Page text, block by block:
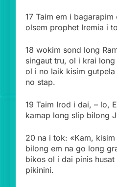
17 Taim em i
olsem prophet Iremia i
18 wokim sond long
singaut tru, ol i krai
ol i no laik kisim
no stap.
19 Taim Irod i dai, – lo,
kamap long slip bilong
20 na i tok: «Kam,
bilong em na go long
bikos ol i dai pinis
pikinini.